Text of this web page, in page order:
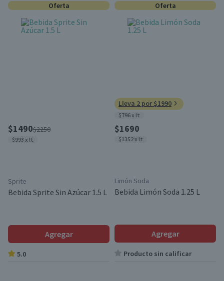
Oferta
$1490$2250
$993 x lt
Sprite
Bebida Sprite Sin Azúcar 1.5 L
Agregar
5.0
Oferta
Lleva 2 por $1990
$796 x lt
$1690
$1352 x lt
Limón Soda
Bebida Limón Soda 1.25 L
Agregar
Producto sin calificar